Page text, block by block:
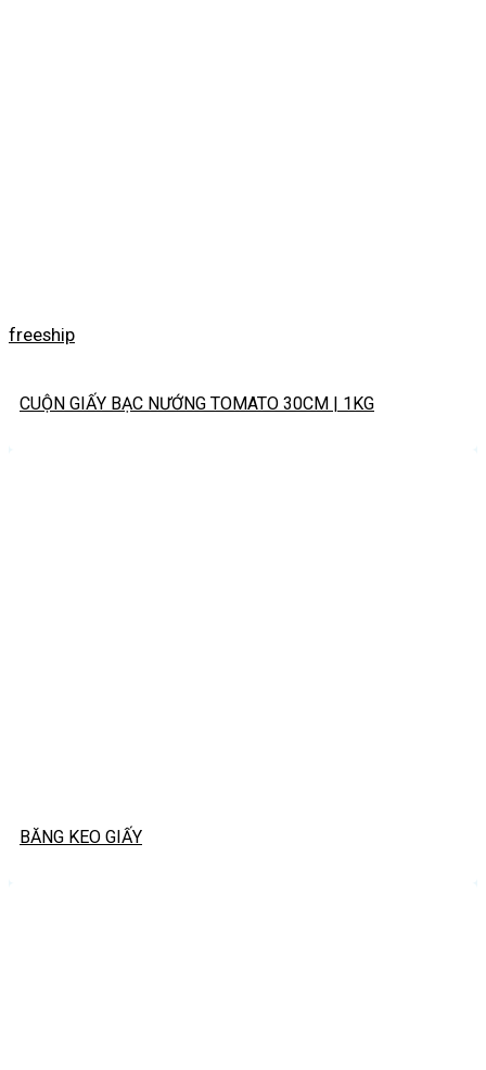
freeship
CUỘN GIẤY BẠC NƯỚNG TOMATO 30CM | 1KG
BĂNG KEO GIẤY